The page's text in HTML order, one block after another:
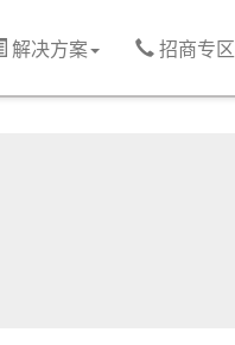
解决方案 招商专区